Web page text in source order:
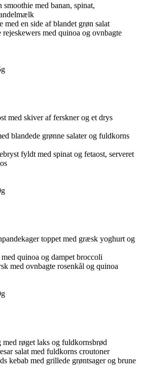
smoothie med banan, spinat,
med en side af blandet grøn salat
rejeskewers med quinoa og ovnbagte
med skiver af ferskner og et drys
blandede grønne salater og fuldkorns
fyldt med spinat og fetaost, serveret
toppet med græsk yoghurt og
quinoa og dampet broccoli
med ovnbagte rosenkål og quinoa
røget laks og fuldkornsbrød
salat med fuldkorns croutoner
kebab med grillede grøntsager og brune